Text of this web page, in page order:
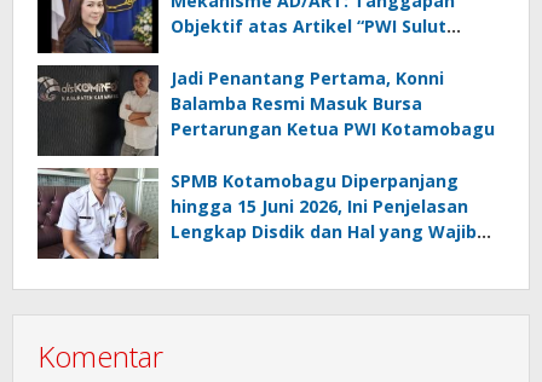
Objektif atas Artikel “PWI Sulut
Melanggar Aturan”
Jadi Penantang Pertama, Konni
Balamba Resmi Masuk Bursa
Pertarungan Ketua PWI Kotamobagu
SPMB Kotamobagu Diperpanjang
hingga 15 Juni 2026, Ini Penjelasan
Lengkap Disdik dan Hal yang Wajib
Komentar